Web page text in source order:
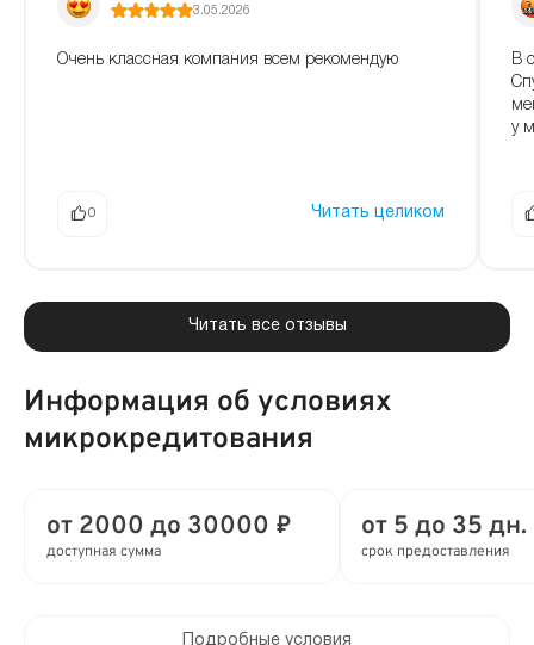
3.05.2026
Очень классная компания всем рекомендую
0 Читать целиком
В
у
Читать все отзывы
Информация об условиях
микрокредитования
от 2000 до 30000 ₽
доступная сумма
от 5 до 35 дн.
срок предоставления
Подробные условия